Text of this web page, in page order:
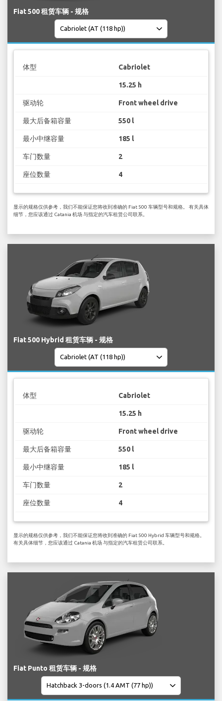
Fiat 500 租赁车辆 - 规格
体型 Cabriolet
15.25 h
驱动轮 Front wheel drive
最大后备箱容量 550 l
最小中继容量 185 l
车门数量 2
座位数量 4
显示的规格仅供参考，我们不能保证您将收到准确的 Fiat 500 车辆型号和规格。 有关具体
细节，您应该通过 Catania 机场 与指定的汽车租赁公司联系。
Fiat 500 Hybrid 租赁车辆 - 规格
体型 Cabriolet
15.25 h
驱动轮 Front wheel drive
最大后备箱容量 550 l
最小中继容量 185 l
车门数量 2
座位数量 4
显示的规格仅供参考，我们不能保证您将收到准确的 Fiat 500 Hybrid 车辆型号和规格。
有关具体细节，您应该通过 Catania 机场 与指定的汽车租赁公司联系。
Fiat Punto 租赁车辆 - 规格